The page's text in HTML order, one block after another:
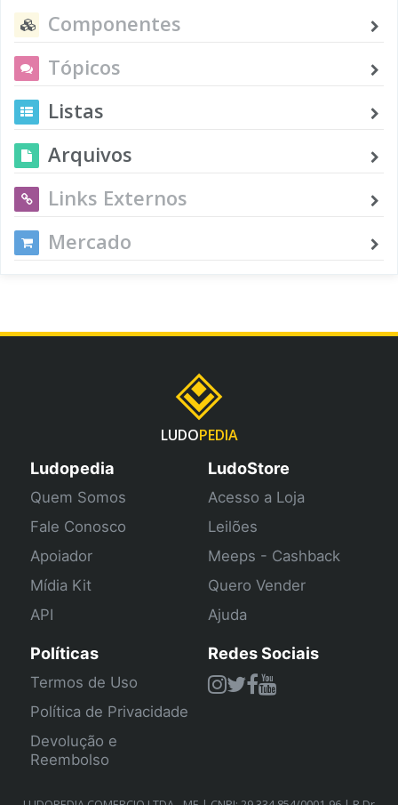
Componentes
Tópicos
Listas
Arquivos
Links Externos
Mercado
LUDOPEDIA
Ludopedia
Quem Somos
Fale Conosco
Apoiador
Mídia Kit
API
LudoStore
Acesso a Loja
Leilões
Meeps - Cashback
Quero Vender
Ajuda
Políticas
Termos de Uso
Política de Privacidade
Devolução e
Reembolso
Redes Sociais